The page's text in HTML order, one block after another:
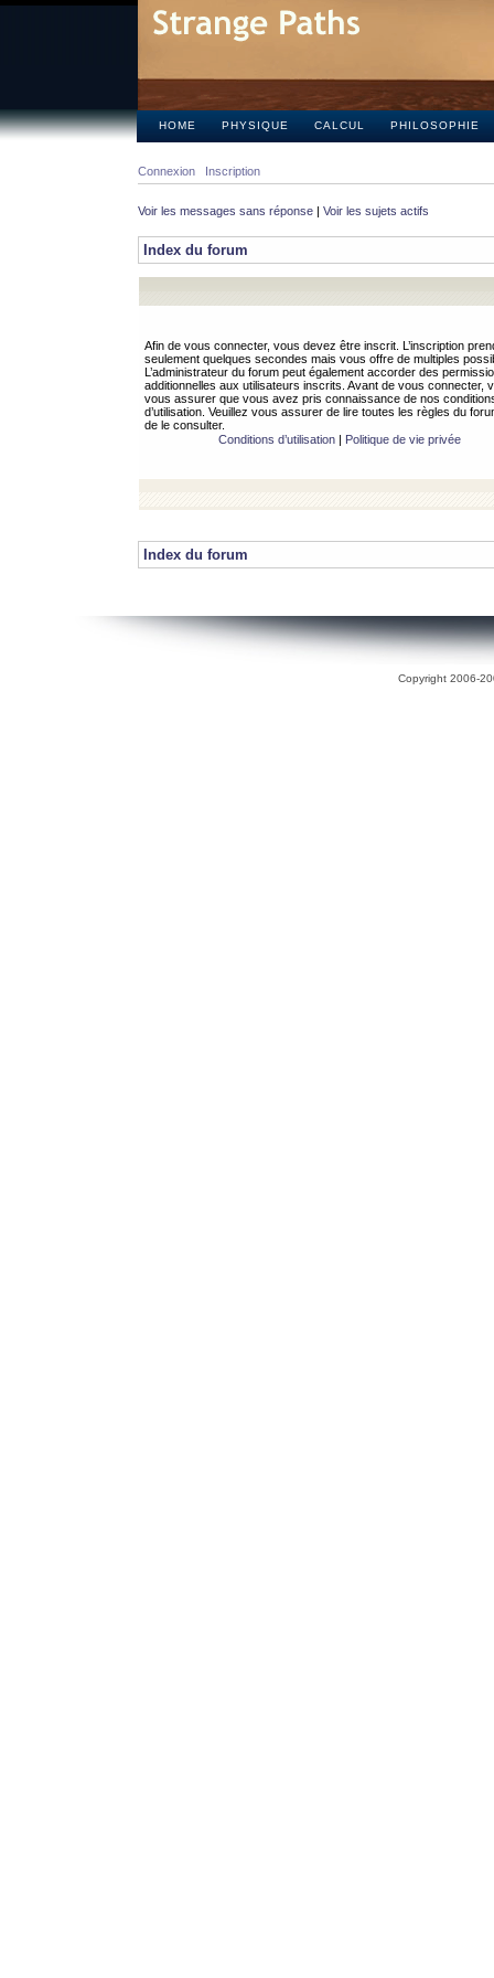
HOME PHYSIQUE CALCUL PHILOSOPHIE
Connexion Inscription
Voir les messages sans réponse | Voir les sujets actifs
Index du forum
Afin de vous connecter, vous devez être inscrit. L’inscription
seulement quelques secondes mais vous offre de multiples
L’administrateur du forum peut également accorder des
additionnelles aux utilisateurs inscrits. Avant de vous connecter,
vous assurer que vous avez pris connaissance de nos
d’utilisation. Veuillez vous assurer de lire toutes les règles du
de le consulter.
Conditions d’utilisation| Politique de vie privée
Index du forum
Copyright 2006-